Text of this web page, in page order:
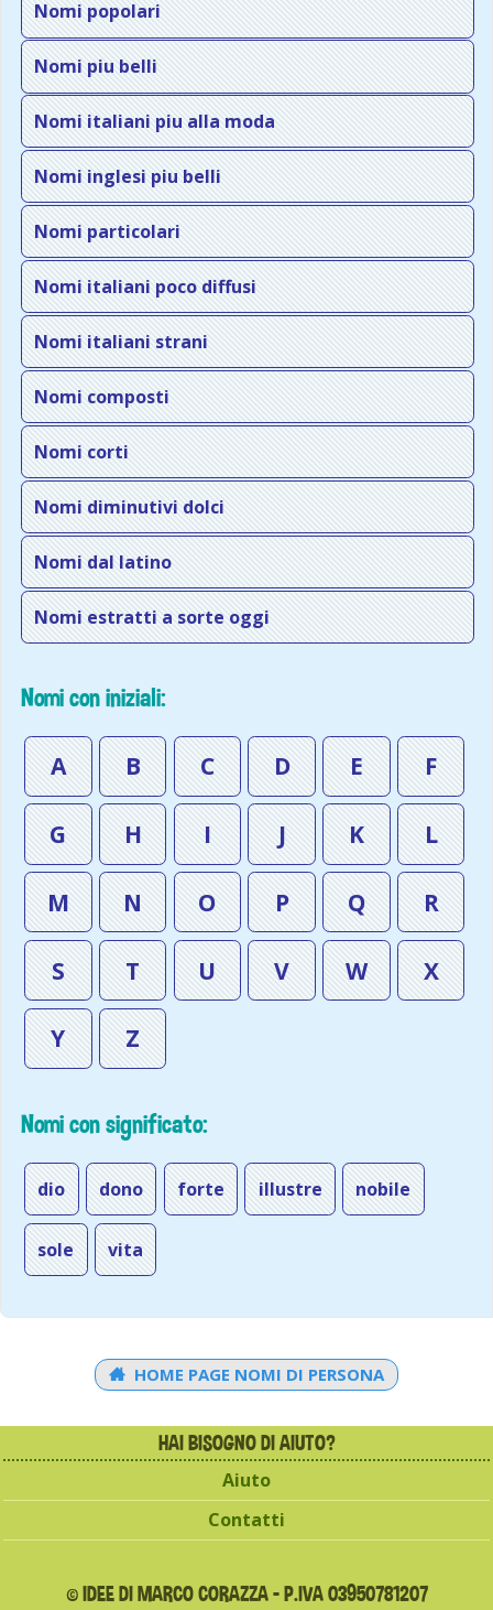
Nomi popolari
Nomi piu belli
Nomi italiani piu alla moda
Nomi inglesi piu belli
Nomi particolari
Nomi italiani poco diffusi
Nomi italiani strani
Nomi composti
Nomi corti
Nomi diminutivi dolci
Nomi dal latino
Nomi estratti a sorte oggi
Nomi con iniziali:
A B C D E F
G H I J K L
M N O P Q R
S T U V W X
Y Z
Nomi con significato:
dio dono forte illustre nobile
sole vita
HOME PAGE NOMI DI PERSONA
HAI BISOGNO DI AIUTO?
Aiuto
Contatti
© IDEE DI MARCO CORAZZA - P.IVA 03950781207